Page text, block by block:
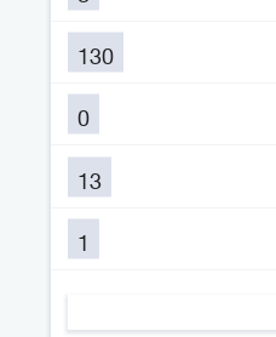
130
0
13
1